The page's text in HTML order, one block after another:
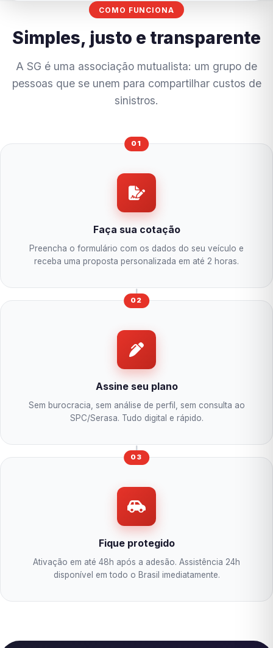
COMO FUNCIONA
Simples, justo e transparente
A SG é uma associação mutualista: um grupo de
pessoas que se unem para compartilhar custos de
sinistros.
01
Faça sua cotação
Preencha o formulário com os dados do seu veículo e
receba uma proposta personalizada em até 2 horas.
02
Assine seu plano
Sem burocracia, sem análise de perfil, sem consulta ao
SPC/Serasa. Tudo digital e rápido.
03
Fique protegido
Ativação em até 48h após a adesão. Assistência 24h
disponível em todo o Brasil imediatamente.